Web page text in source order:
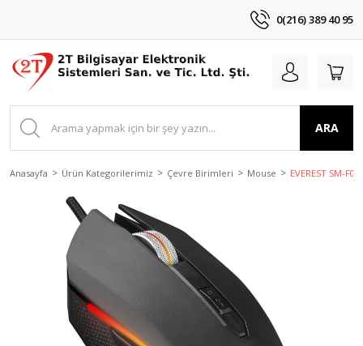
0(216) 389 40 95
ARA
Anasayfa Ürün Kategorilerimiz Çevre Birimleri Mouse EVEREST SM-